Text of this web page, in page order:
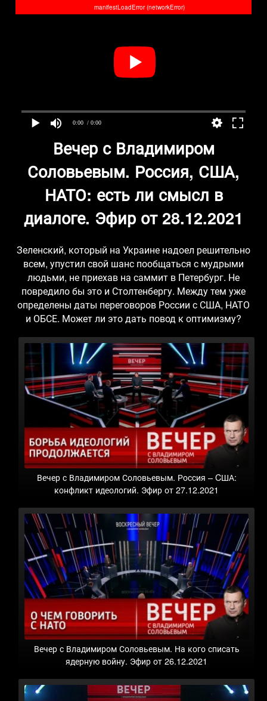
0:00 / 0:00
manifestLoadError (networkError)
Вечер с Владимиром
Соловьевым. Россия, США,
НАТО: есть ли смысл в
диалоге. Эфир от 28.12.2021
Зеленский, который на Украине надоел решительно
всем, упустил свой шанс пообщаться с мудрыми
людьми, не приехав на саммит в Петербург. Не
повредило бы это и Столтенбергу. Между тем уже
определены даты переговоров России с США, НАТО
и ОБСЕ. Может ли это дать повод к оптимизму?
Вечер с Владимиром Соловьевым. Россия – CША:
конфликт идеологий. Эфир от 27.12.2021
Вечер с Владимиром Соловьевым. На кого списать
ядерную войну. Эфир от 26.12.2021